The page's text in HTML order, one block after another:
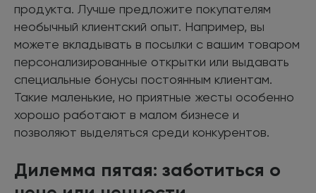
продукта. Лучше предложите покупателям
необычный клиентский опыт. Например, вы
можете вкладывать в посылки с вашим товаром
персонализированные открытки или выдавать
специальные бонусы постоянным клиентам.
Такие маленькие, но приятные жесты особенно
хорошо работают в малом бизнесе и
позволяют выделяться среди конкурентов.
Дилемма пятая: заботиться о